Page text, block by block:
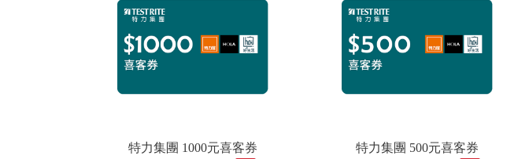
特力集團 1000元喜客券
特力集團 500元喜客券